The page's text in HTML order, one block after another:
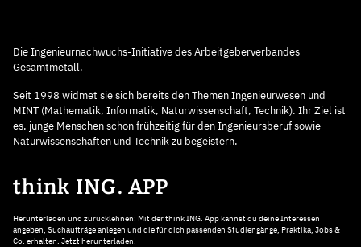
Die Ingenieurnachwuchs-Initiative des Arbeitgeberverbandes
Gesamtmetall.
Seit 1998 widmet sie sich bereits den Themen Ingenieurwesen und
MINT (Mathematik, Informatik, Naturwissenschaft, Technik). Ihr Ziel ist
es, junge Menschen schon frühzeitig für den Ingenieursberuf sowie
Naturwissenschaften und Technik zu begeistern.
think ING. APP
Herunterladen und zurücklehnen: Mit der think ING. App kannst du deine Interessen
angeben, Suchaufträge anlegen und die für dich passenden Studiengänge, Praktika, Jobs &
Co. erhalten. Jetzt herunterladen!